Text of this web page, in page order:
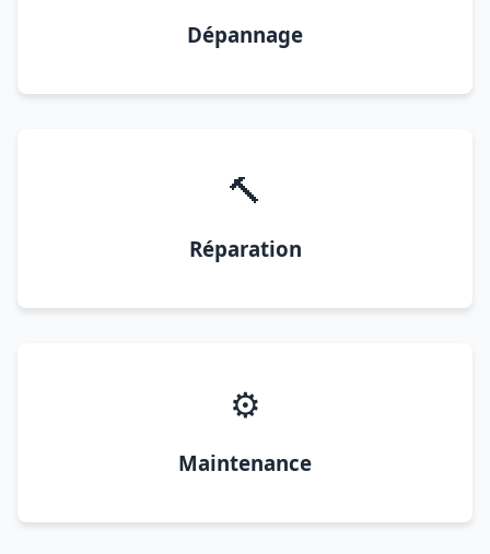
Dépannage
🔨
Réparation
⚙️
Maintenance